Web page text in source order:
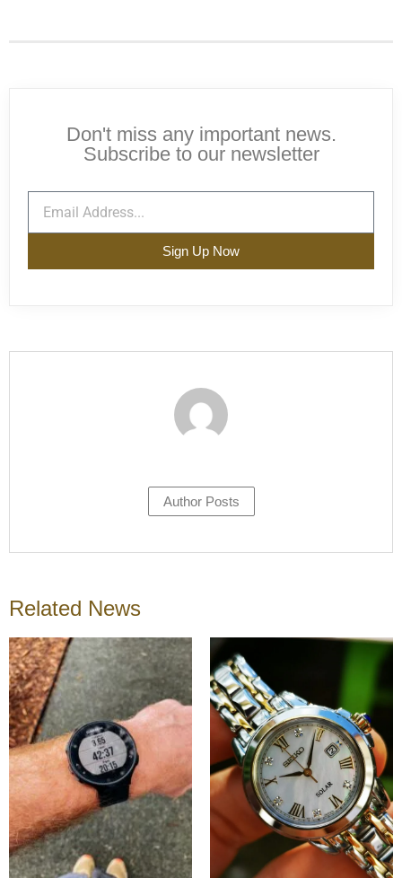
Don't miss any important news.
Subscribe to our newsletter
Sign Up Now
Author Posts
Related News